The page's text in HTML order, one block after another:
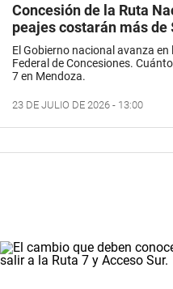
Concesión de la Ruta
peajes costarán más de
El Gobierno nacional avanza
Federal de Concesiones.
7 en Mendoza.
23 DE JULIO DE 2026 - 13:00